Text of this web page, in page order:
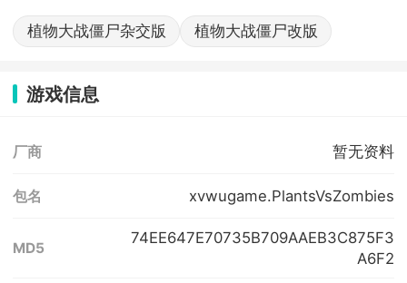
植物大战僵尸杂交版 植物大战僵尸改版
游戏信息
厂商 暂无资料
包名 xvwugame.PlantsVsZombies
MD5
74EE647E70735B709AAEB3C875F3
A6F2